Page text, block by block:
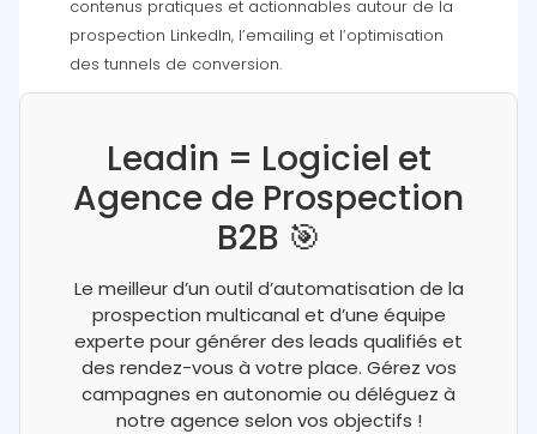
contenus pratiques et actionnables autour de la
prospection LinkedIn, l’emailing et l’optimisation
des tunnels de conversion.
Leadin = Logiciel et
Agence de Prospection
B2B 🎯
Le meilleur d’un outil d’automatisation de la
prospection multicanal et d’une équipe
experte pour générer des leads qualifiés et
des rendez-vous à votre place. Gérez vos
campagnes en autonomie ou déléguez à
notre agence selon vos objectifs !